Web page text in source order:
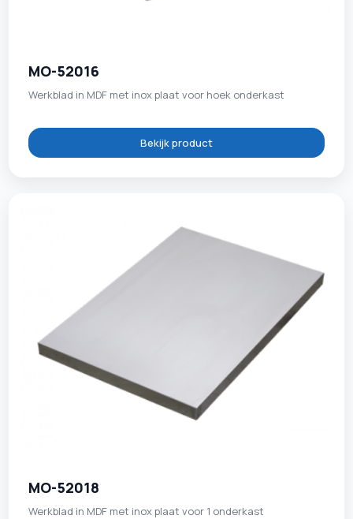
MO-52016
Werkblad in MDF met inox plaat voor hoek onderkast
Bekijk product
MO-52018
Werkblad in MDF met inox plaat voor 1 onderkast